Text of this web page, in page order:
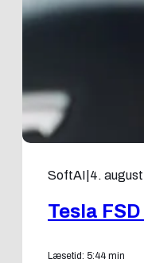
SoftAI 4.
Tesla
Læsetid: 5:44 min